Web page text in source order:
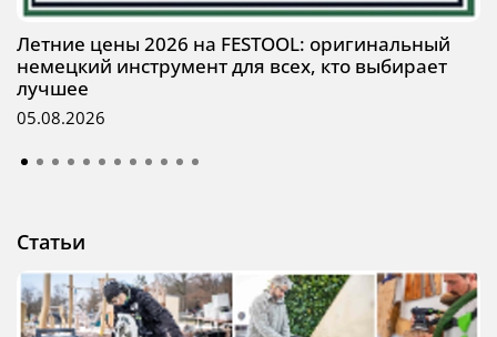
Летние цены 2026 на FESTOOL: оригинальный
немецкий инструмент для всех, кто выбирает
лучшее
05.08.2026
Статьи